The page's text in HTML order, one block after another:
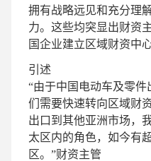
拥有战略远见和充分理
力。这些均突显出财资
国企业建立区域财资中
引述
“由于中国电动车及零
们需要快速转向区域财
出口到其他亚洲市场，
太区内的角色，如今有
区。”财资主管